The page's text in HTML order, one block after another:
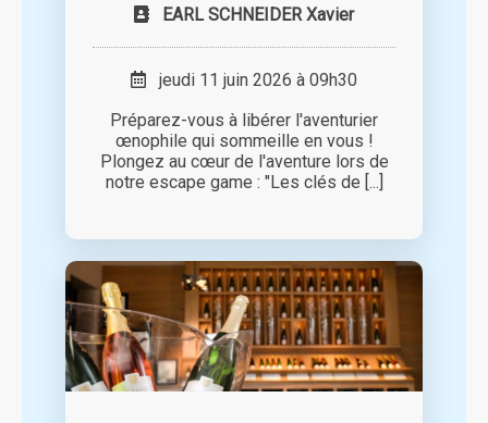
EARL SCHNEIDER Xavier
jeudi 11 juin 2026 à 09h30
Préparez-vous à libérer l'aventurier
œnophile qui sommeille en vous !
Plongez au cœur de l'aventure lors de
notre escape game : "Les clés de [...]